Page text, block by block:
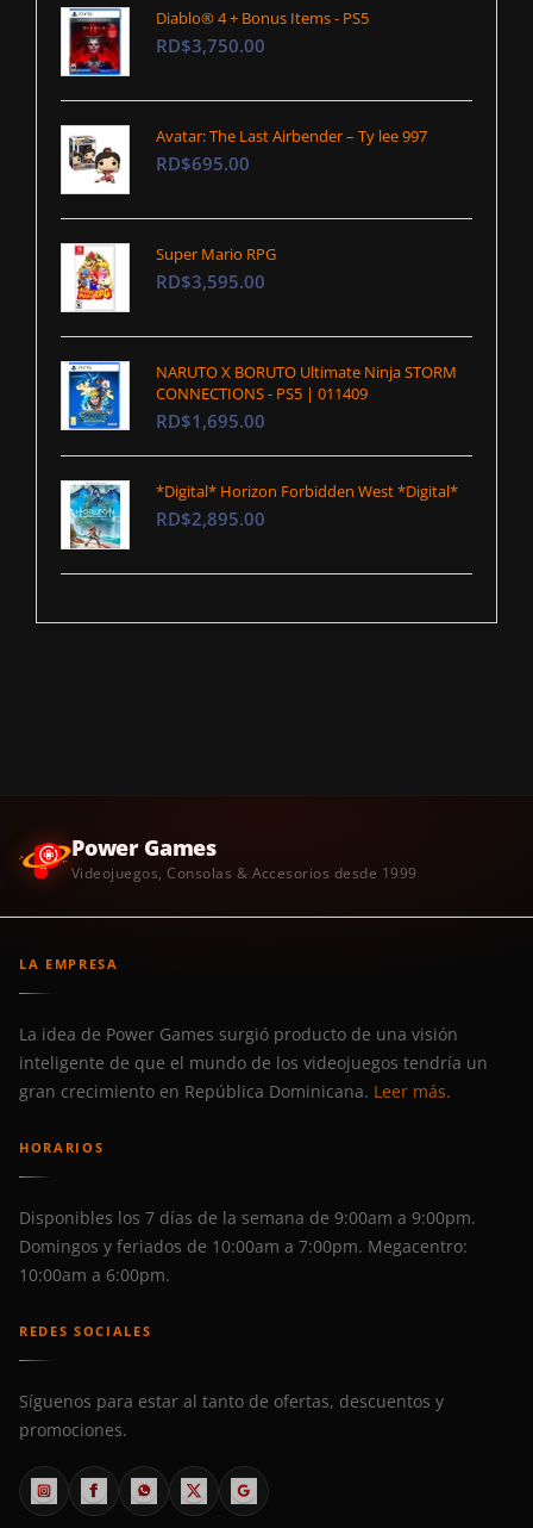
Diablo® 4 + Bonus Items - PS5
RD$3,750.00
Avatar: The Last Airbender – Ty lee 997
RD$695.00
Super Mario RPG
RD$3,595.00
NARUTO X BORUTO Ultimate Ninja STORM
CONNECTIONS - PS5 | 011409
RD$1,695.00
*Digital* Horizon Forbidden West *Digital*
RD$2,895.00
Power Games
Videojuegos, Consolas & Accesorios desde 1999
LA EMPRESA
La idea de Power Games surgió producto de una visión
inteligente de que el mundo de los videojuegos tendría un
gran crecimiento en República Dominicana. Leer más.
HORARIOS
Disponibles los 7 días de la semana de 9:00am a 9:00pm.
Domingos y feriados de 10:00am a 7:00pm. Megacentro:
10:00am a 6:00pm.
REDES SOCIALES
Síguenos para estar al tanto de ofertas, descuentos y
promociones.